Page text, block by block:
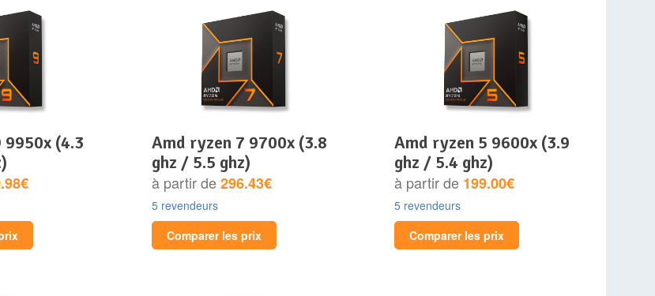
amd ryzen 7 9700x (3.8
ghz / 5.5 ghz)
à partir de296.43€
5 revendeurs
Comparer les prix
amd ryzen 5 9600x (3.9
ghz / 5.4 ghz)
à partir de 199.00€
5 revendeurs
Comparer les prix